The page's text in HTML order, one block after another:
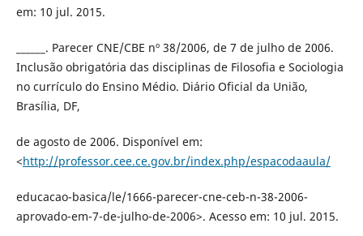
em: 10 jul. 2015.
______. Parecer CNE/CBE nº 38/2006, de 7 de julho de 2006.
Inclusão obrigatória das disciplinas de Filosofia e Sociologia
no currículo do Ensino Médio. Diário Oficial da União,
Brasília, DF,
de agosto de 2006. Disponível em:
<http://professor.cee.ce.gov.br/index.php/espacodaaula/
educacao-basica/le/1666-parecer-cne-ceb-n-38-2006-
aprovado-em-7-de-julho-de-2006>. Acesso em: 10 jul. 2015.